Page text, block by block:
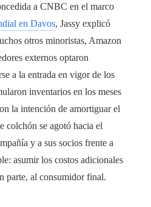
a CNBC en el marco
en Davos, Jassy explicó
otros minoristas, Amazon
externos optaron
a la entrada en vigor de los
inventarios en los meses
la intención de amortiguar el
colchón se agotó hacia el
y a sus socios frente a
asumir los costos adicionales
parte, al consumidor final.